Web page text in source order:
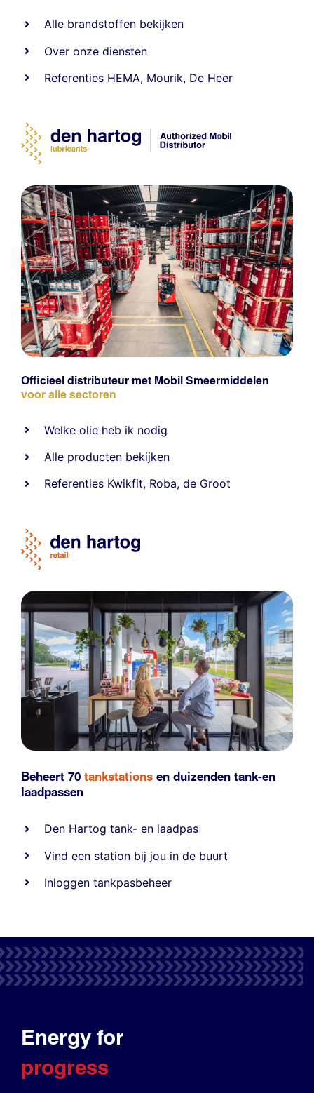
Alle brandstoffen bekijken
Over onze diensten
Referenties HEMA, Mourik, De Heer
Officieel distributeur met Mobil Smeermiddelen
voor alle sectoren
Welke olie heb ik nodig
Alle producten bekijken
Referenties Kwikfit, Roba,de Groot
Beheert 70 tankstations en duizenden tank-en
laadpassen
Den Hartog tank- en laadpas
Vind een station bij jou in de buurt
Inloggen tankpasbeheer
Energy for
progress